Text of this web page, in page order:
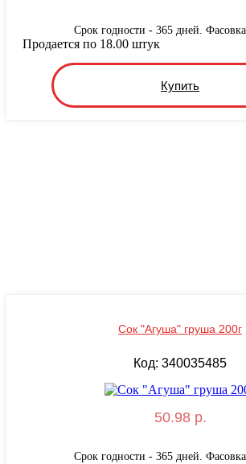
Срок годности - 365 дней.
Купить
Продается по 18.00 штук
Сок "Агуша" груша 200г
Код: 340035485
50.98 р.
Срок годности - 365 дней.